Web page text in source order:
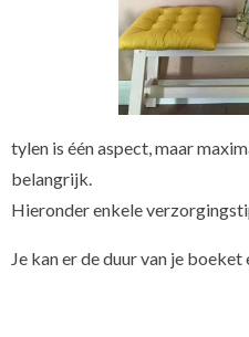
tylen is één aspect, maar
belangrijk.
Hieronder enkele
Je kan er de duur van je